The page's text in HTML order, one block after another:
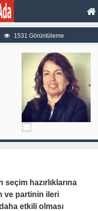
1531 Görüntüleme
hazırlıklarına
ve partinin ileri
etkili olması